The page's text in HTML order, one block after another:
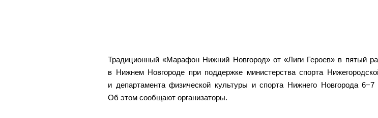
Традиционный «Марафон Нижний Новгород» от «Лиги Героев» в пятый
в Нижнем Новгороде при поддержке министерства спорта
и департамента физической культуры и спорта Нижнего Новгорода 6−7
Об этом сообщают организаторы.